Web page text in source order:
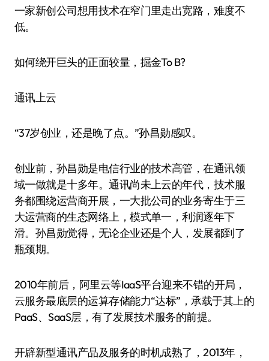
一家新创公司想用技术在窄门里走出宽路，难度不
低。
如何绕开巨头的正面较量，掘金To B?
通讯上云
“37岁创业，还是晚了点。”孙昌勋感叹。
创业前，孙昌勋是电信行业的技术高管，在通讯领
域一做就是十多年。通讯尚未上云的年代，技术服
务都围绕运营商开展，一大批公司的业务寄生于三
大运营商的生态网络上，模式单一，利润逐年下
滑。孙昌勋觉得，无论企业还是个人，发展都到了
瓶颈期。
2010年前后，阿里云等IaaS平台迎来不错的开局，
云服务最底层的运算存储能力“达标”，承载于其上的
PaaS、SaaS层，有了发展技术服务的前提。
开辟新型通讯产品及服务的时机成熟了，2013年，